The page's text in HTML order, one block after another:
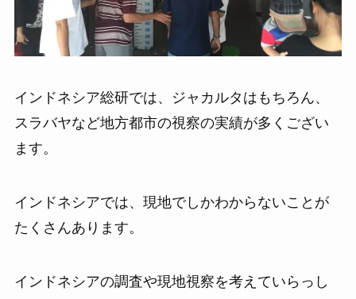
インドネシア総研では、ジャカルタはもちろん、
スラバヤなど地方都市の視察の実績が多くござい
ます。
インドネシアでは、現地でしかわからないことが
たくさんあります。
インドネシアの調査や現地視察を考えていらっし